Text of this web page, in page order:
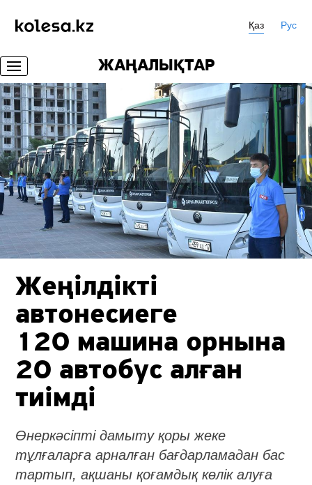
Қаз Рус
ЖАҢАЛЫҚТАР
Жеңілдікті
автонесиеге
120 машина орнына
20 автобус алған
тиімді
Өнеркәсіпті дамыту қоры жеке
тұлғаларға арналған бағдарламадан бас
тартып, ақшаны қоғамдық көлік алуға